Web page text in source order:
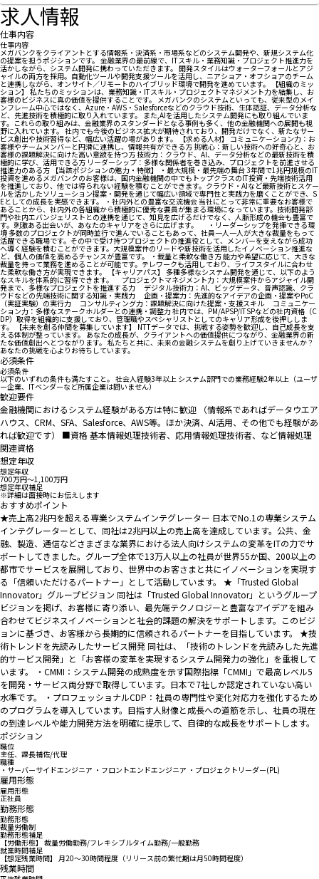
求人情報
仕事内容
仕事内容
メガバンクをクライアントとする情報系・決済系・市場系などのシステム開発や、新規システム化
の提案を担うポジションです。 金融業界の最前線で、ITスキル・業務知識・プロジェクト推進力を
活かしながら、システム開発に携わっていただきます。 開発スタイルはウォーターフォールとアジ
ャイルの両方を採用。自動化ツールや開発支援ツールを活用し、ニアショア・オフショアのチーム
と連携しながら、オンサイト／リモートのハイブリッド環境で開発を進めています。 【組織のミッ
ション】 私たちのミッションは、業務知識・ITスキル・プロジェクトマネジメント力を結集し、お
客様のビジネスに真の価値を提供することです。 メガバンクのシステムといっても、従来型のメイ
ンフレーム中心ではなく、Azure・AWS・Salesforceなどのクラウド技術、生体認証、データ分析な
ど、先進技術を積極的に取り入れています。 また,AIを活用したシステム開発にも取り組んでいま
す。これらの取り組みは、金融業界のスタンダードとなる事例も多く、他の金融機関への展開も視
野に入れています。 社内でも今後のビジネス拡大が期待されており、開発だけでなく、新たなサー
ビス創出や技術習得など、幅広い活躍の場があります。 【求める人材】 コミュニケーション力：お
客様やチームメンバーと円滑に連携し、情報共有ができる方 挑戦心：新しい技術への好奇心と、お
客様の課題解決に向けた高い意欲を持つ方 技術力：クラウド、AI、データ分析などの最新技術を積
極的に学び、活用できる方 リーダーシップ：多様な関係者を巻き込み、プロジェクトを前進させる
推進力のある方 【当該ポジションの魅力・特徴】 ・最大規模・最先端の舞台 3年間で1兆円規模のIT
投資を進めるメガバンクのお客様は、国内金融機関の中でもトップクラスのIT投資・先端技術活用
を推進しており、他では得られない経験を積むことができます。クラウド・AIなど最新技術とスケー
ルを活かしたソリューション提案・開発を通じて幅広い領域で専門性と実践力を磨くことができ、S
Eとしての成長を実感できます。 ・社内外との豊富な交流機会 当社にとって非常に重要なお客様で
あることから、社内外の各組織から積極的に優秀な要員が集まる環境になっています。技術開発部
門や社内エバンジェリストとの連携を通じて、知見を広げるだけでなく、人脈形成の機会も豊富で
す。刺激ある出会いが、あなたのキャリアをさらに広げます。 ・リーダーシップを発揮できる環
境 多数のプロジェクトが同時並行で進んでいることもあって、社員一人一人が大きな裁量をもって
活躍できる職場です。その中で受け持つプロジェクトの推進役として、メンバーを支えながら成功
へ導く経験を積むことができます。大規模案件のリードや新技術を活用したイノベーション推進な
ど、個人の価値を高めるチャンスが豊富です。 ・裁量と柔軟な働き方 能力や希望に応じて、大きな
裁量を持って業務を進めることが可能です。テレワークも活用しており、ライフスタイルに合わせ
た柔軟な働き方が実現できます。 【キャリアパス】 多種多様なシステム開発を通じて、以下のよう
なスキルを体系的に習得できます。 プロジェクトマネジメント力：大規模案件からアジャイル開
発まで、多様なプロジェクトを推進する力 デジタル技術力：AI、ビッグデータ、音声認識、クラ
ウドなどの先端技術に関する知識・実践力 企画・提案力：先進的なアイデアの企画・提案やPoC
（実証実験）の実行力 コンサルティング力：課題解決に向けた提案・支援スキル コミュニケー
ション力：多様なステークホルダーとの連携・調整力 社内では、PM/APSP/ITSPなどの社内資格（C
DP）取得を組織的に支援しており、管理職やスペシャリストとしてのキャリア形成を後押ししま
す。 【未来を創る仲間を募集しています】 NTTデータでは、挑戦する姿勢を歓迎し、自己成長を支
える体制が整っています。 あなたの成長が、クライアントへの価値提供につながり、金融業界の新
たな価値創出へとつながります。 私たちと共に、未来の金融システムを創り上げていきませんか？
あなたの挑戦を心よりお待ちしています。
必須条件
必須条件
以下のいずれの条件も満たすこと。 社会人経験3年以上 システム部門での業務経験2年以上（ユーザ
ー企業、ITベンダーなど所属企業は問いません）
歓迎要件
金融機関におけるシステム経験がある方は特に歓迎 （情報系であればデータウエア
ハウス、CRM、SFA、Salesforce、AWS等。ほか決済、AI活用、その他でも経験があ
れば歓迎です） ■資格 基本情報処理技術者、応用情報処理技術者、など情報処理
関連資格
想定年収
想定年収
700万円〜1,100万円
想定年収補足
※詳細は面接時にお伝えします
おすすめポイント
★売上高2兆円を超える専業システムインテグレーター 日本でNo.1の専業システム
インテグレーターとして、同社は2兆円以上の売上高を達成しています。公共、金
融、製造、通信などさまざまな業界における法人向けシステムの変革をITの力でサ
ポートしてきました。グループ全体で13万人以上の社員が世界55か国、200以上の
都市でサービスを展開しており、世界中のお客さまと共にイノベーションを実現す
る「信頼いただけるパートナー」として活動しています。 ★「Trusted Global
Innovator」グループビジョン 同社は「Trusted Global Innovator」というグループ
ビジョンを掲げ、お客様に寄り添い、最先端テクノロジーと豊富なアイデアを組み
合わせてビジネスイノベーションと社会的課題の解決をサポートします。このビジ
ョンに基づき、お客様から長期的に信頼されるパートナーを目指しています。 ★技
術トレンドを先読みしたサービス開発 同社は、「技術のトレンドを先読みした先進
的サービス開発」と「お客様の変革を実現するシステム開発力の強化」を重視して
います。 ・CMMI：システム開発の成熟度を示す国際指標「CMMI」で最高レベル5
を開発・サービス両分野で取得しています。日本で7社しか認定されていない高い
水準です。 ・プロフェッショナルCDP：社員の専門性や変化対応力を強化するため
のプログラムを導入しています。目指す人財像と成長への道筋を示し、社員の現在
の到達レベルや能力開発方法を明確に提示して、自律的な成長をサポートします。
ポジション
職位
主任、課長補佐/代理
職種
・サーバーサイドエンジニア ・フロントエンドエンジニア ・プロジェクトリーダー(PL)
雇用形態
雇用形態
正社員
勤務形態
勤務形態
裁量労働制
勤務形態補足
【労働形態】 裁量労働勤務/フレキシブルタイム勤務/一般勤務
就業時間補足
【想定残業時間】 月20～30時間程度（リリース前の繁忙期は月50時間程度）
残業時間